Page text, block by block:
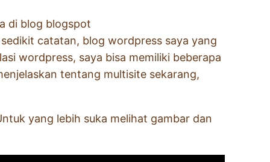
di blog blogspot
catatan, blog wordpress saya yang
wordpress, saya bisa memiliki beberapa
tentang multisite sekarang,
yang lebih suka melihat gambar dan